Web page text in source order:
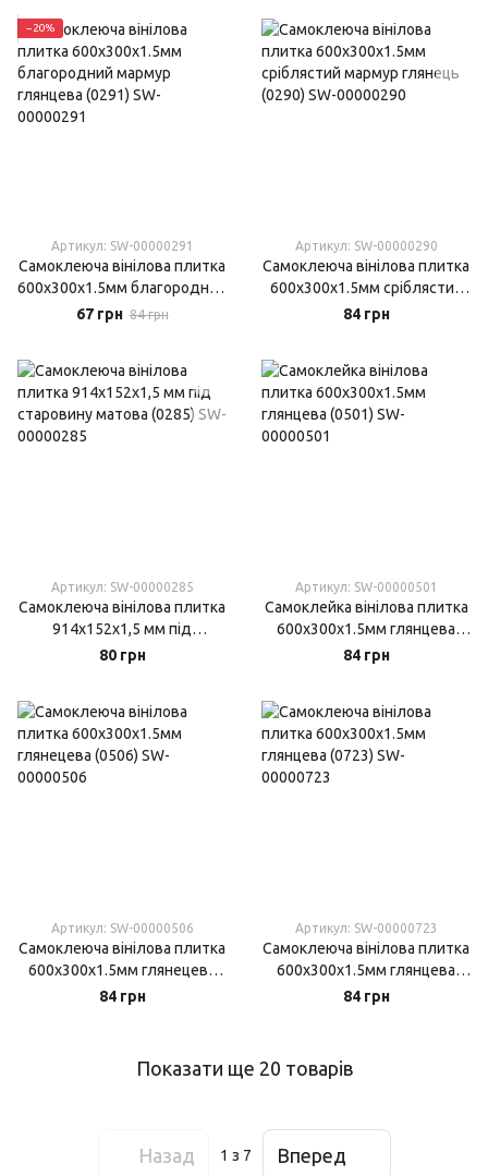
−20%
Артикул: SW-00000291
Самоклеюча вінілова плитка
600х300х1.5мм благородний
мармур глянцева (0291)
67 грн 84 грн
Артикул: SW-00000290
Самоклеюча вінілова плитка
600х300х1.5мм сріблястий
мармур глянець (0290)
84 грн
Артикул: SW-00000285
Самоклеюча вінілова плитка
914х152х1,5 мм під
старовину матова (0285)
80 грн
Артикул: SW-00000501
Самоклейка вінілова плитка
600х300х1.5мм глянцева
(0501)
84 грн
Артикул: SW-00000506
Самоклеюча вінілова плитка
600х300х1.5мм глянецева
(0506)
84 грн
Артикул: SW-00000723
Самоклеюча вінілова плитка
600х300х1.5мм глянцева
(0723)
84 грн
Показати ще 20 товарів
Назад 1 з 7 Вперед